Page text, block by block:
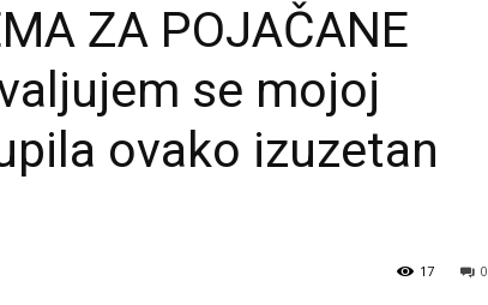
ZA POJAČANE
se mojoj
ovako izuzetan
0
17